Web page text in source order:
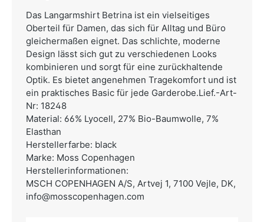
Das Langarmshirt Betrina ist ein vielseitiges
Oberteil für Damen, das sich für Alltag und Büro
gleichermaßen eignet. Das schlichte, moderne
Design lässt sich gut zu verschiedenen Looks
kombinieren und sorgt für eine zurückhaltende
Optik. Es bietet angenehmen Tragekomfort und ist
ein praktisches Basic für jede Garderobe.Lief.-Art-
Nr: 18248
Material: 66% Lyocell, 27% Bio-Baumwolle, 7%
Elasthan
Herstellerfarbe: black
Marke: Moss Copenhagen
Herstellerinformationen:
MSCH COPENHAGEN A/S, Artvej 1, 7100 Vejle, DK,
info@mosscopenhagen.com